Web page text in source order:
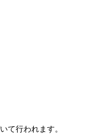
て行われます。